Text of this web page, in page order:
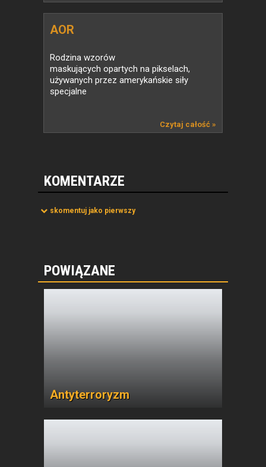
AOR
Rodzina wzorów
maskujących opartych na pikselach,
używanych przez amerykańskie siły
specjalne
Czytaj całość »
KOMENTARZE
skomentuj jako pierwszy
POWIĄZANE
Antyterroryzm